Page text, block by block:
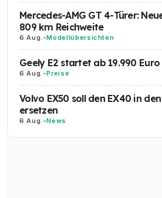
Mercedes-AMG GT 4-Türer:
809 km Reichweite
6 Aug. -Modellübersichten
Geely E2 startet ab 19.990
6 Aug. -Preise
Volvo EX50 soll den EX40 in
ersetzen
6 Aug. -News